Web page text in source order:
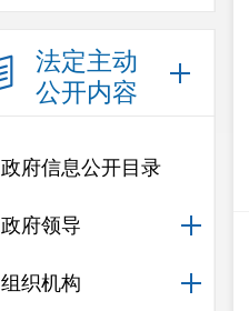
法定主动
公开内容
政府信息公开目录
政府领导
组织机构